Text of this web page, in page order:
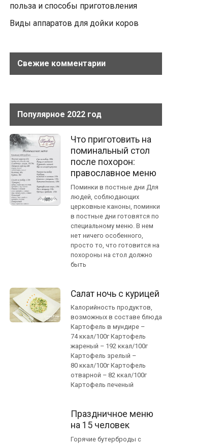
польза и способы приготовления
Виды аппаратов для дойки коров
Свежие комментарии
Популярное 2022 год
Что приготовить на
поминальный стол
после похорон:
православное меню
Поминки в постные дни Для
людей, соблюдающих
церковные каноны, поминки
в постные дни готовятся по
специальному меню. В нем
нет ничего особенного,
просто то, что готовится на
похороны на стол должно
быть
Салат ночь с курицей
Калорийность продуктов,
возможных в составе блюда
Картофель в мундире –
74 ккал/100г Картофель
жареный – 192 ккал/100г
Картофель зрелый –
80 ккал/100г Картофель
отварной – 82 ккал/100г
Картофель печеный
Праздничное меню
на 15 человек
Горячие бутерброды с